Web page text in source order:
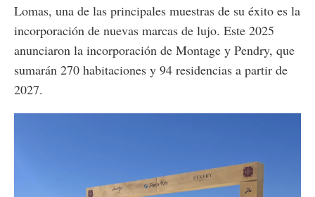
Lomas, una de las principales muestras de su éxito es la
incorporación de nuevas marcas de lujo. Este 2025
anunciaron la incorporación de Montage y Pendry, que
sumarán 270 habitaciones y 94 residencias a partir de
2027.